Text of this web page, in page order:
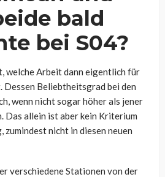
bald
bei S04?
welche Arbeit dann eigentlich für
Dessen Beliebtheitsgrad bei den
wenn nicht sogar höher als jener
Das allein ist aber kein Kriterium
nicht in diesen neuen
verschiedene Stationen von der